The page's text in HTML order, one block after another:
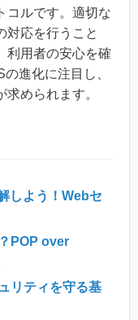
コルです。適切な
対応を行うこと
利用者の安心を確
進化に注目し、
められます。
しよう！Webセ
POP over
リティを守る基